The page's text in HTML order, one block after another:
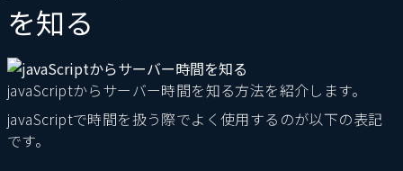
を知る
javaScriptからサーバー時間を知る方法を紹介します。
javaScriptで時間を扱う際でよく使用するのが以下の表記
です。